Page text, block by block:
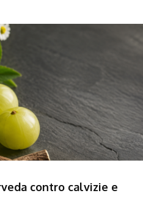
contro calvizie e